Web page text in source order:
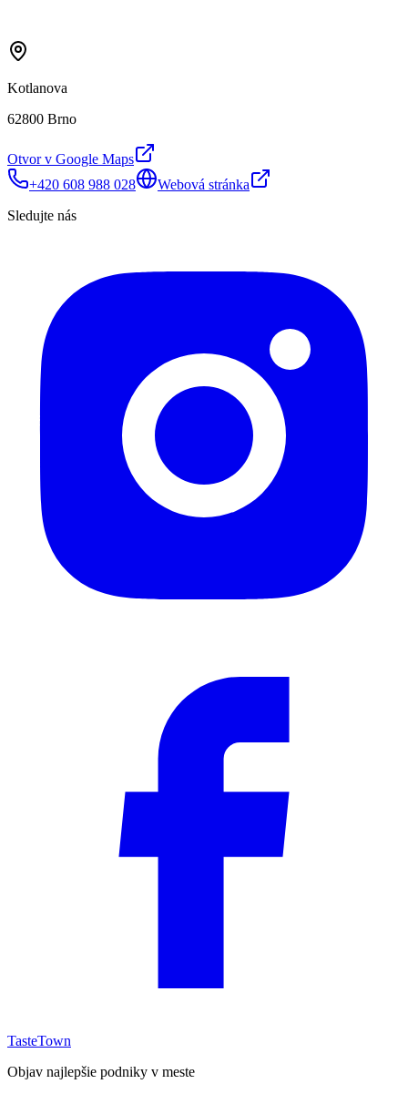
Kotlanova
62800 Brno
Otvor v Google Maps
+420 608 988 028
Webová stránka
Sledujte nás
TasteTown
Objav najlepšie podniky v meste